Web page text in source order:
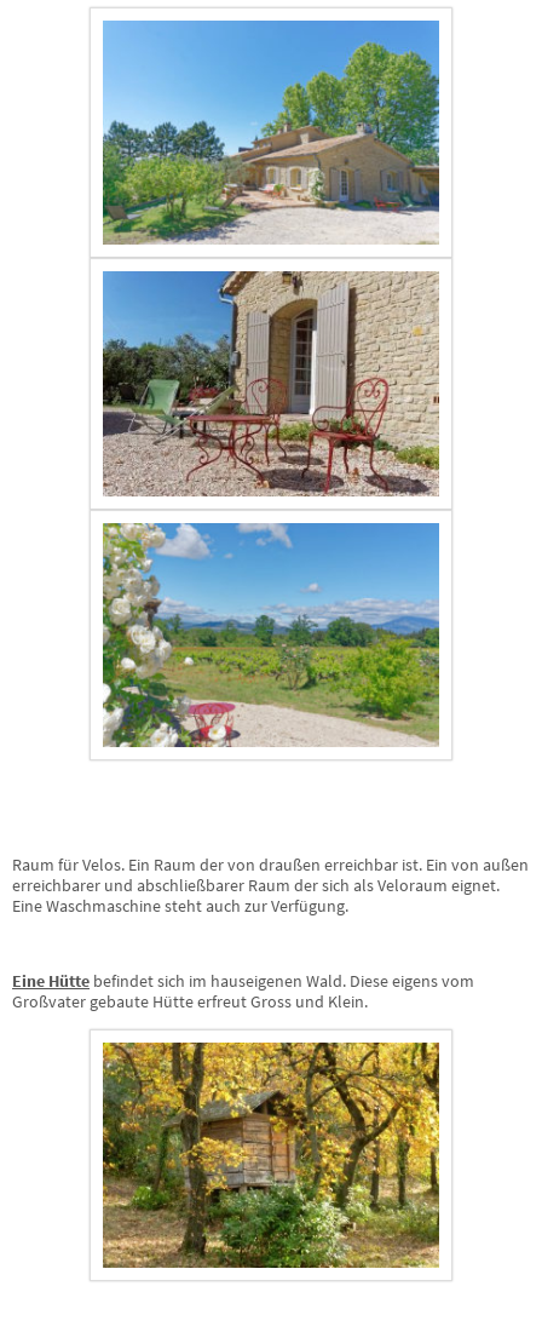
Raum für Velos. Ein Raum der von draußen erreichbar ist. Ein von außen
erreichbarer und abschließbarer Raum der sich als Veloraum eignet.
Eine Waschmaschine steht auch zur Verfügung.
Eine Hütte befindet sich im hauseigenen Wald. Diese eigens vom
Großvater gebaute Hütte erfreut Gross und Klein.